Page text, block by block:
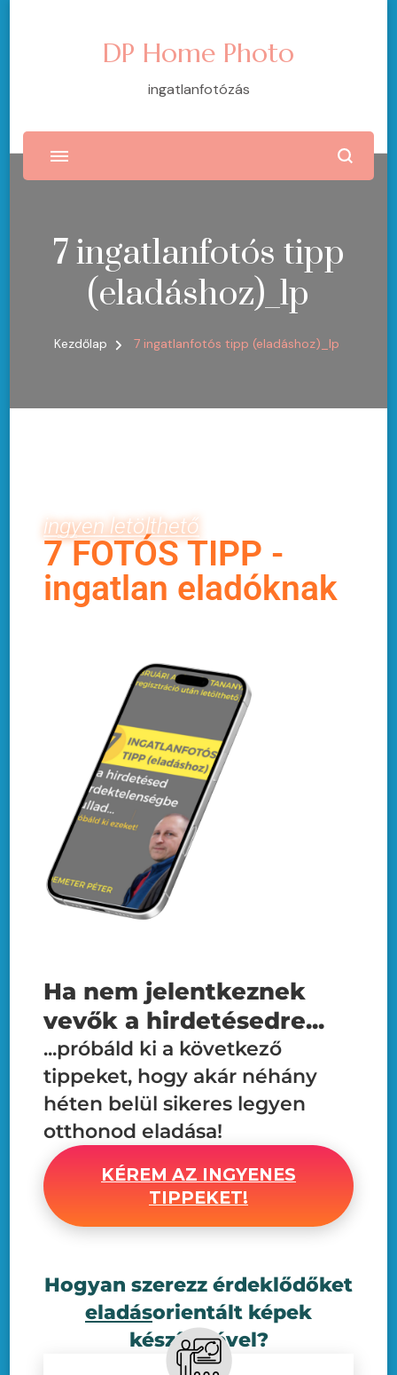
DP Home Photo
ingatlanfotózás
7 ingatlanfotós tipp
(eladáshoz)_lp
Kezdőlap 7 ingatlanfotós tipp (eladáshoz)_lp
ingyen letölthető
7 FOTÓS TIPP -
ingatlan eladóknak
Ha nem jelentkeznek
vevők a hirdetésedre...
...próbáld ki a következő
tippeket, hogy akár néhány
héten belül sikeres legyen
otthonod eladása!
KÉREM AZ INGYENES
TIPPEKET!
Hogyan szerezz érdeklődőket
eladásorientált képek
készítésével?